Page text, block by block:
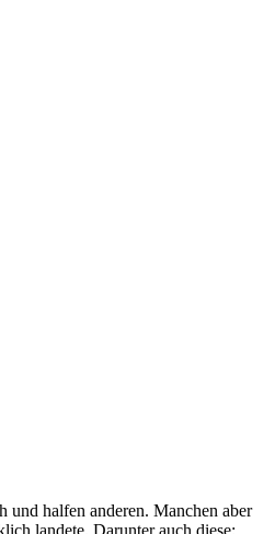
und halfen anderen. Manchen aber
landete. Darunter auch diese: